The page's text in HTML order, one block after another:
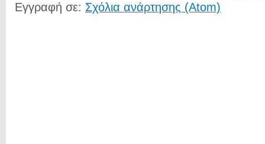
Εγγραφή σε: Σχόλια ανάρτησης (Atom)